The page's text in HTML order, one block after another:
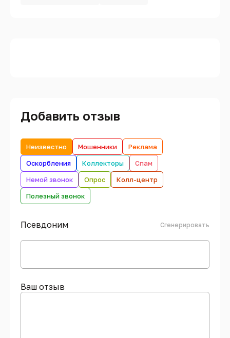
Добавить отзыв
Неизвестно Мошенники
Реклама
Оскорбления
Коллекторы
Спам
Немой звонок
Опрос
Колл-центр
Полезный звонок
Псевдоним Сгенерировать
Ваш отзыв